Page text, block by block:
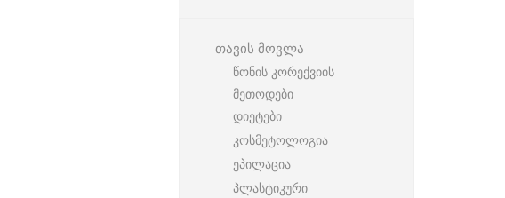
თავის მოვლა
წონის კორექვიის
მეთოდები
დიეტები
კოსმეტოლოგია
ეპილაცია
პლასტიკური